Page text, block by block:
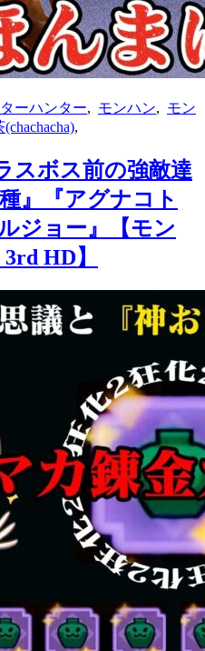
ーハンター モンハン
モン
スボス前の強敵達
』『アグナコト
ジョー』【モン
HD】